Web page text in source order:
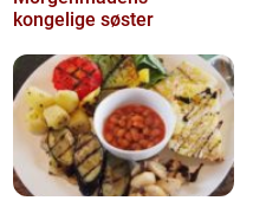
kongelige søster